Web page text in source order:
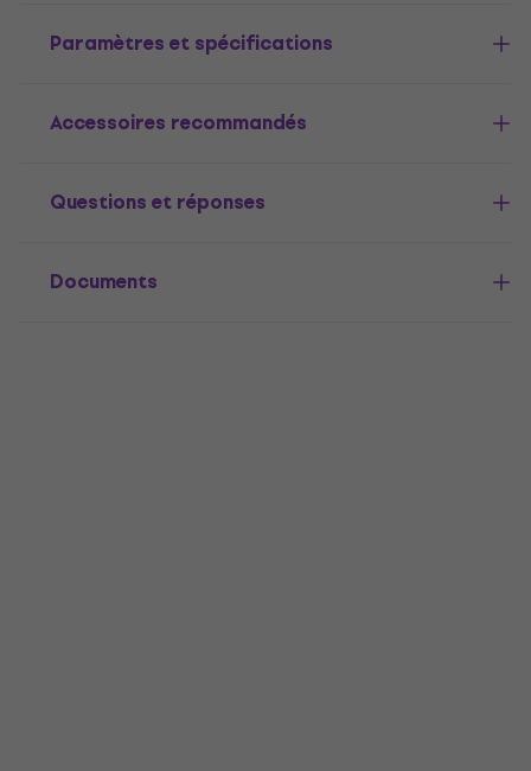
Paramètres et spécifications
Accessoires recommandés
Questions et réponses
Documents